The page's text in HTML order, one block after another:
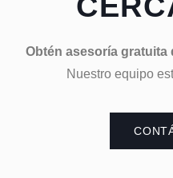
Obtén asesoría
Nuestro equipo